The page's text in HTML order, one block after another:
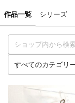
作品一覧 シリーズ